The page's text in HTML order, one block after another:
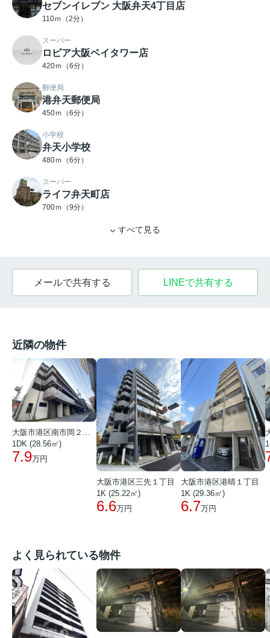
セブンイレブン 大阪弁天4丁目店
110ｍ（2分）
スーパー
ロピア大阪ベイタワー店
420ｍ（6分）
郵便局
港弁天郵便局
450ｍ（6分）
小学校
弁天小学校
480ｍ（6分）
スーパー
ライフ弁天町店
700ｍ（9分）
すべて見る
メールで共有する LINEで共有する
近隣の物件
大阪市港区南市岡２丁目
1DK (28.56㎡)
7.9万円
大阪市港区三先１丁目
1K (25.22㎡)
6.6万円
大阪市港区港晴１丁目
1K (29.36㎡)
6.7万円
よく見られている物件